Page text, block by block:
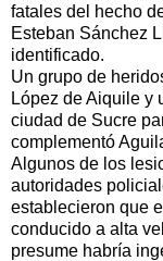
fatales del hecho
Esteban Sánchez
identificado.
Un grupo de
López de Aiquile y
ciudad de Sucre
complementó
Algunos de los
autoridades
establecieron que
conducido a alta
presume habría